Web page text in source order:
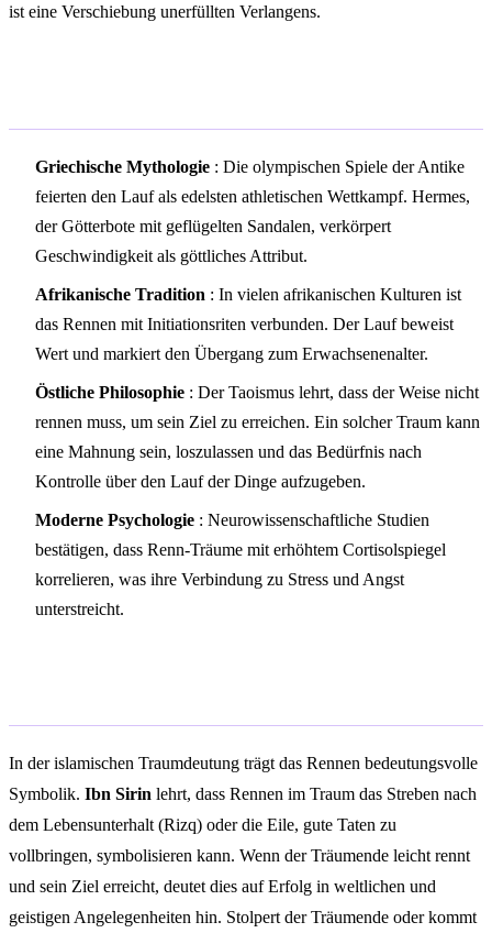
ist eine Verschiebung unerfüllten Verlangens.
Griechische Mythologie : Die olympischen Spiele der Antike
feierten den Lauf als edelsten athletischen Wettkampf. Hermes,
der Götterbote mit geflügelten Sandalen, verkörpert
Geschwindigkeit als göttliches Attribut.
Afrikanische Tradition : In vielen afrikanischen Kulturen ist
das Rennen mit Initiationsriten verbunden. Der Lauf beweist
Wert und markiert den Übergang zum Erwachsenenalter.
Östliche Philosophie : Der Taoismus lehrt, dass der Weise nicht
rennen muss, um sein Ziel zu erreichen. Ein solcher Traum kann
eine Mahnung sein, loszulassen und das Bedürfnis nach
Kontrolle über den Lauf der Dinge aufzugeben.
Moderne Psychologie : Neurowissenschaftliche Studien
bestätigen, dass Renn-Träume mit erhöhtem Cortisolspiegel
korrelieren, was ihre Verbindung zu Stress und Angst
unterstreicht.
In der islamischen Traumdeutung trägt das Rennen bedeutungsvolle
Symbolik. Ibn Sirin lehrt, dass Rennen im Traum das Streben nach
dem Lebensunterhalt (Rizq) oder die Eile, gute Taten zu
vollbringen, symbolisieren kann. Wenn der Träumende leicht rennt
und sein Ziel erreicht, deutet dies auf Erfolg in weltlichen und
geistigen Angelegenheiten hin. Stolpert der Träumende oder kommt